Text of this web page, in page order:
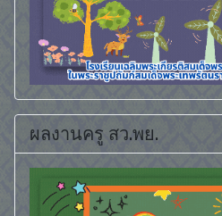
ผลงานครู สว.พย.